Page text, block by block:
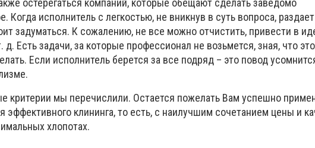
остерегаться компаний, которые обещают сделать заведомо
Когда исполнитель с легкостью, не вникнув в суть вопроса, раздает
задуматься. К сожалению, не все можно отчистить, привести в
д. Есть задачи, за которые профессионал не возьмется, зная, что это
Если исполнитель берется за все подряд – это повод
критерии мы перечислили. Остается пожелать Вам успешно
эффективного клининга, то есть, с наилучшим сочетанием цены и
хлопотах.